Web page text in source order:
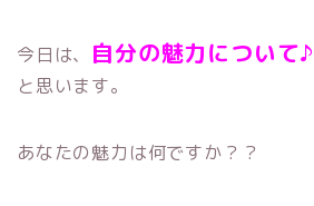
今日は、 自分の魅力について♪
と思います。
あなたの魅力は何ですか？？